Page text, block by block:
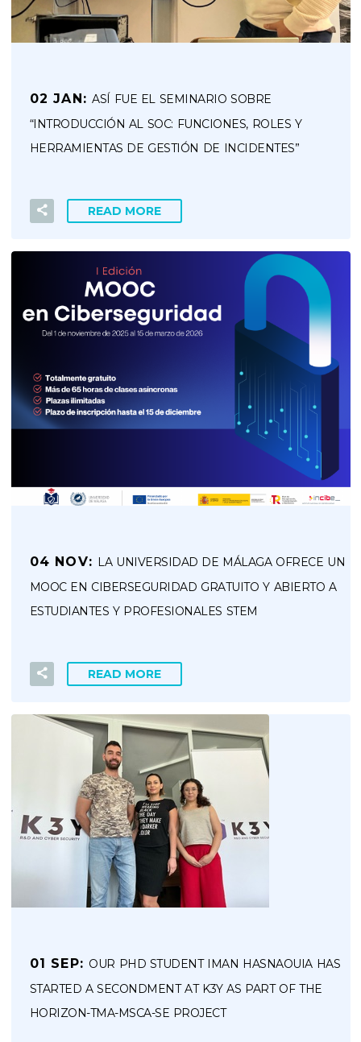
02 JAN:ASÍ FUE EL SEMINARIO SOBRE
“INTRODUCCIÓN AL SOC: FUNCIONES, ROLES Y
HERRAMIENTAS DE GESTIÓN DE INCIDENTES”
READ MORE
04 NOV: LA UNIVERSIDAD DE MÁLAGA OFRECE UN
MOOC EN CIBERSEGURIDAD GRATUITO Y ABIERTO A
ESTUDIANTES Y PROFESIONALES STEM
READ MORE
01 SEP: OUR PHD STUDENT IMAN HASNAOUIA HAS
STARTED A SECONDMENT AT K3Y AS PART OF THE
HORIZON-TMA-MSCA-SE PROJECT